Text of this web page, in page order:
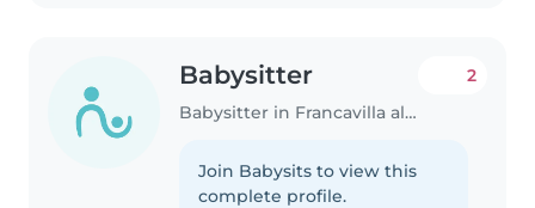
Babysitter
Babysitter in Francavilla al Mare
2
Join Babysits to view this
complete profile.